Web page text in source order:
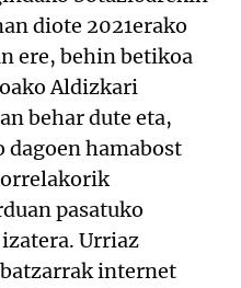
diote 2021erako
ere, behin betikoa
Aldizkari
behar dute eta,
hamabost
pasatuko
Urriaz
internet